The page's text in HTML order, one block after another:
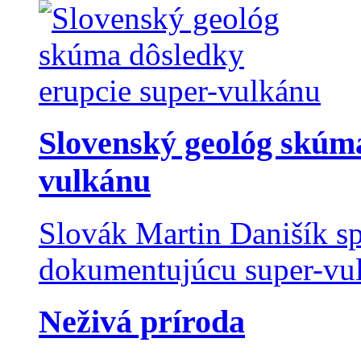
Slovenský geológ
vulkánu
Slovák Martin Danišík
dokumentujúcu super-
Neživá príroda